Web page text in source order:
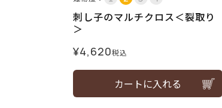
刺し子のマルチクロス＜裂取り
＞
¥4,620税込
カートに入れる